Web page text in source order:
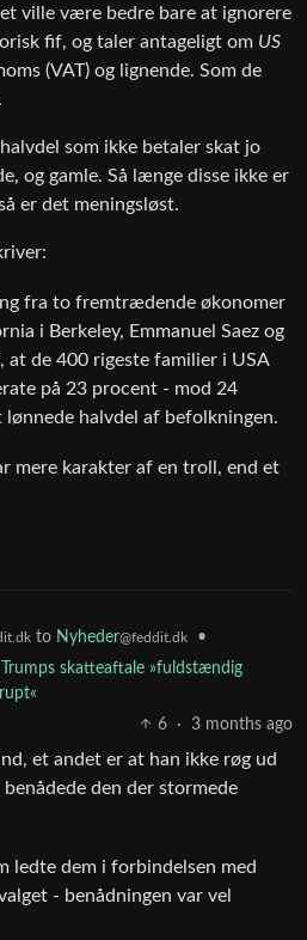
ville være bedre bare at ignorere
fif, og taler antageligt om US
(VAT) og lignende. Som de
som ikke betaler skat jo
og gamle. Så længe disse ikke er
er det meningsløst.
fra to fremtrædende økonomer
i Berkeley, Emmanuel Saez og
at de 400 rigeste familier i USA
på 23 procent - mod 24
halvdel af befolkningen.
mere karakter af en troll, end et
to Nyheder@feddit.dk
•
skatteaftale »fuldstændig
6
· 3 months ago
et andet er at han ikke røg ud
den der stormede
ledte dem i forbindelsen med
- benådningen var vel